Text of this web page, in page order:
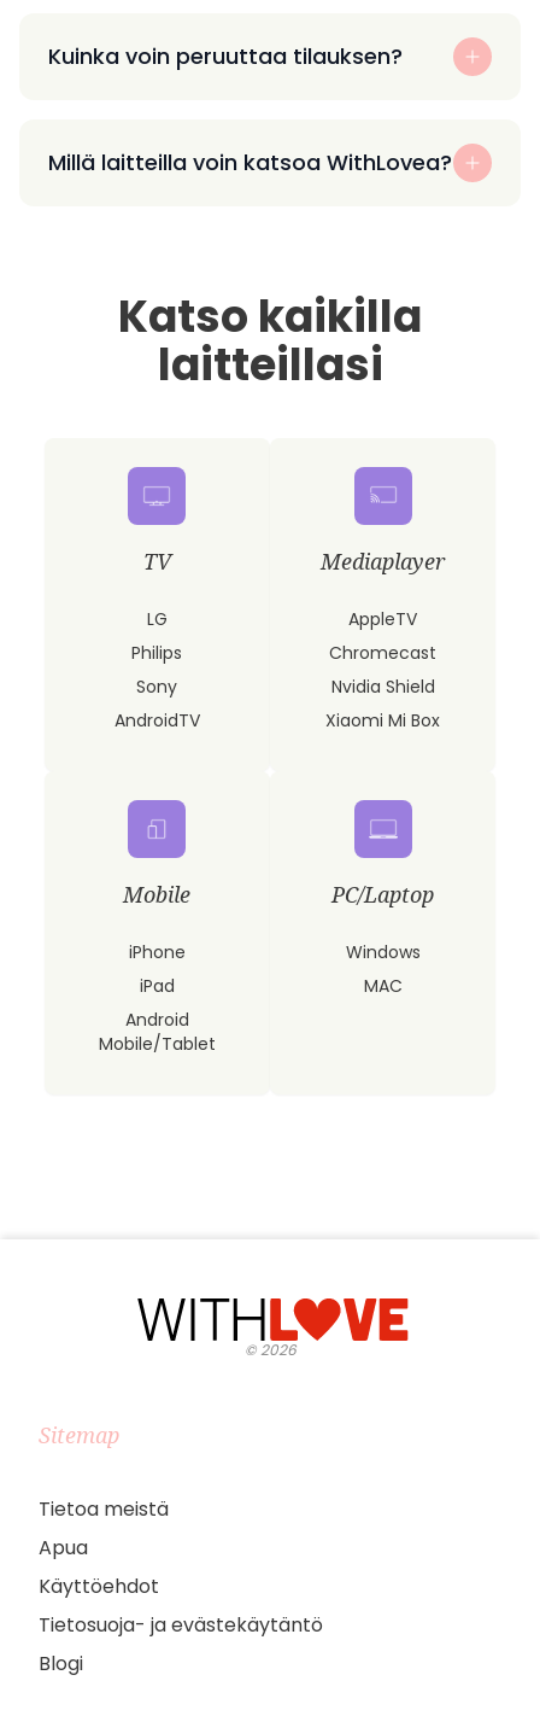
Kuinka voin peruuttaa tilauksen?
Millä laitteilla voin katsoa WithLovea?
Katso kaikilla
laitteillasi
TV
LG
Philips
Sony
AndroidTV
Mediaplayer
AppleTV
Chromecast
Nvidia Shield
Xiaomi Mi Box
Mobile
iPhone
iPad
Android
Mobile/Tablet
PC/Laptop
Windows
MAC
©2026
Sitemap
Tietoa meistä
Apua
Käyttöehdot
Tietosuoja- ja evästekäytäntö
Blogi